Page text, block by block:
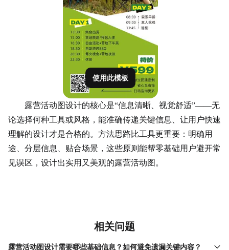
使用此模板
露营活动图设计的核心是“信息清晰、视觉舒适”——无
论选择何种工具或风格，能准确传递关键信息、让用户快速
理解的设计才是合格的。方法思路比工具更重要：明确用
途、分层信息、贴合场景，这些原则能帮零基础用户避开常
见误区，设计出实用又美观的露营活动图。
相关问题
露营活动图设计需要哪些基础信息？如何避免遗漏关键内容？